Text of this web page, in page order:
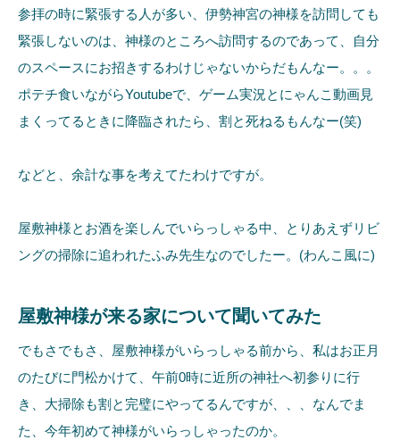
参拝の時に緊張する人が多い、伊勢神宮の神様を訪問しても
緊張しないのは、神様のところへ訪問するのであって、自分
のスペースにお招きするわけじゃないからだもんなー。。。
ポテチ食いながらYoutubeで、ゲーム実況とにゃんこ動画見
まくってるときに降臨されたら、割と死ねるもんなー(笑)
などと、余計な事を考えてたわけですが。
屋敷神様とお酒を楽しんでいらっしゃる中、とりあえずリビ
ングの掃除に追われたふみ先生なのでしたー。(わんこ風に)
屋敷神様が来る家について聞いてみた
でもさでもさ、屋敷神様がいらっしゃる前から、私はお正月
のたびに門松かけて、午前0時に近所の神社へ初参りに行
き、大掃除も割と完璧にやってるんですが、、、なんでま
た、今年初めて神様がいらっしゃったのか。